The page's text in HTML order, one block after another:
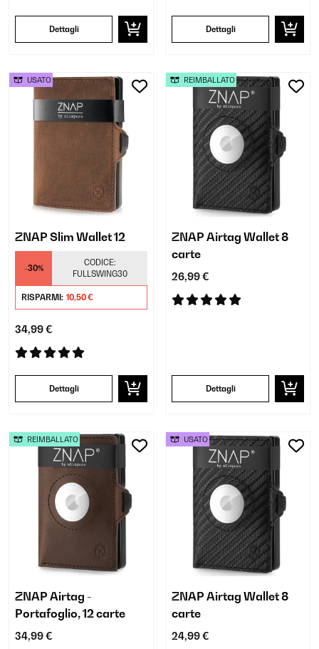
Dettagli Dettagli
ZNAP Slim Wallet 12
-30%
CODICE:
FULLSWING30
RISPARMI: 10,50 €
34,99 €
Dettagli
USATO
ZNAP Airtag Wallet 8
carte
26,99 €
Dettagli
REIMBALLATO
ZNAP Airtag -
Portafoglio, 12 carte
34,99 €
REIMBALLATO
ZNAP Airtag Wallet 8
carte
24,99 €
USATO